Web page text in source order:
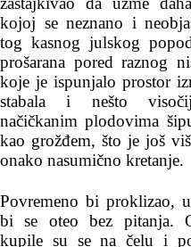
kojoj se neznano i
tog kasnog julskog
prošarana pored raznog
koje je ispunjalo prostor
stabala i nešto
načičkanim plodovima
kao grožđem, što je još
onako nasumično kretanje.
Povremeno bi proklizao,
bi se oteo bez pitanja.
kupile su se na čelu i